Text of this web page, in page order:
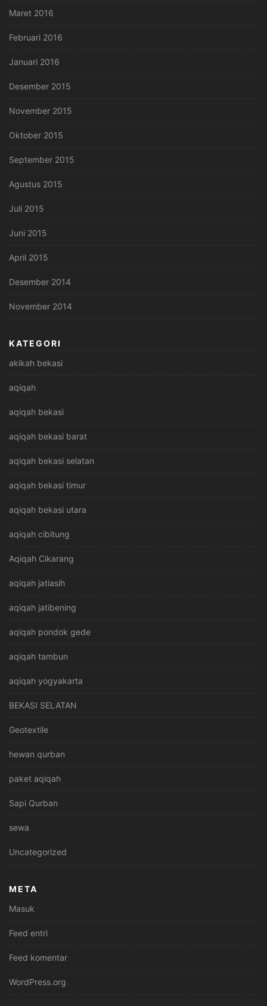
Maret 2016
Februari 2016
Januari 2016
Desember 2015
November 2015
Oktober 2015
September 2015
Agustus 2015
Juli 2015
Juni 2015
April 2015
Desember 2014
November 2014
KATEGORI
akikah bekasi
aqiqah
aqiqah bekasi
aqiqah bekasi barat
aqiqah bekasi selatan
aqiqah bekasi timur
aqiqah bekasi utara
aqiqah cibitung
Aqiqah Cikarang
aqiqah jatiasih
aqiqah jatibening
aqiqah pondok gede
aqiqah tambun
aqiqah yogyakarta
BEKASI SELATAN
Geotextile
hewan qurban
paket aqiqah
Sapi Qurban
sewa
Uncategorized
META
Masuk
Feed entri
Feed komentar
WordPress.org